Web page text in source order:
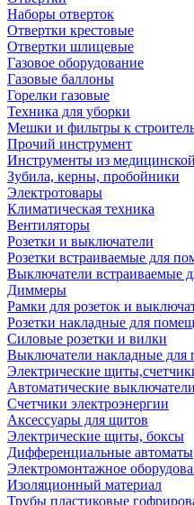
Наборы отверток
Отвертки крестовые
Отвертки шлицевые
Газовое оборудование
Газовые баллоны
Горелки газовые
Техника для уборки
Мешки и фильтры к
Прочий инструмент
Инструменты из
Зубила, керны, пробойники
Электротовары
Климатическая техника
Вентиляторы
Розетки и выключатели
Розетки встраиваемые для
Выключатели встраиваемые
Диммеры
Рамки для розеток и
Розетки накладные для
Силовые розетки и вилки
Выключатели накладные для
Электрические
Автоматические выключатели
Счетчики электроэнергии
Аксессуары для щитов
Электрические щиты, боксы
Дифференциальные автоматы
Электромонтажное
Изоляционный материал
Трубы пластиковые